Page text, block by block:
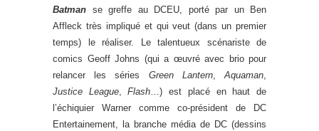
Batman se greffe au DCEU, porté par un Ben
Affleck très impliqué et qui veut (dans un premier
temps) le réaliser. Le talentueux scénariste de
comics Geoff Johns (qui a œuvré avec brio pour
relancer les séries Green Lantern,Aquaman,
Justice League,Flash…) est placé en haut de
l’échiquier Warner comme co-président de DC
Entertainement, la branche média de DC (dessins